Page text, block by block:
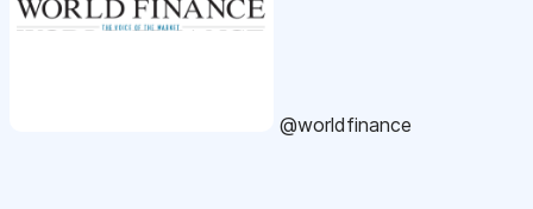
@worldfinance